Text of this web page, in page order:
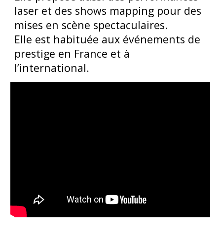
laser et des shows mapping pour des
mises en scène spectaculaires.
Elle est habituée aux événements de
prestige en France et à
l’international.